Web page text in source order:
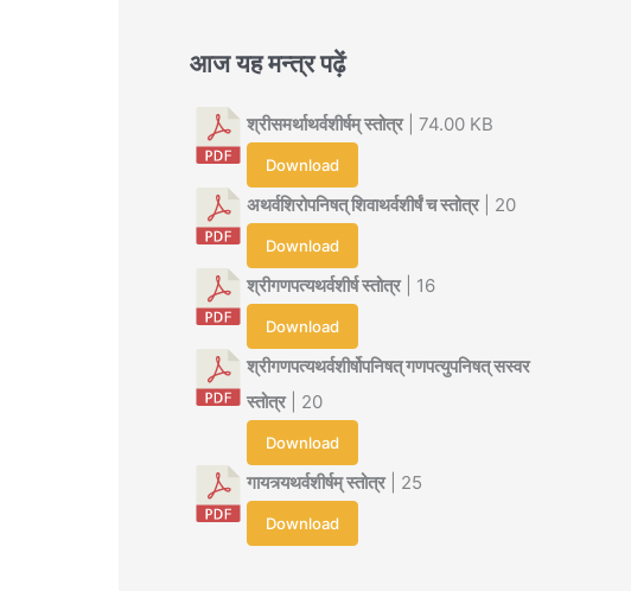
आज यह मन्त्र पढ़ें
श्रीसमर्थाथर्वशीर्षम् स्तोत्र| 74.00 KB
Download
अथर्वशिरोपनिषत् शिवाथर्वशीर्षं च स्तोत्र| 20
Download
श्रीगणपत्यथर्वशीर्ष स्तोत्र| 16
Download
श्रीगणपत्यथर्वशीर्षोपनिषत् गणपत्युपनिषत् सस्वर
स्तोत्र| 20
Download
गायत्र्यथर्वशीर्षम् स्तोत्र| 25
Download